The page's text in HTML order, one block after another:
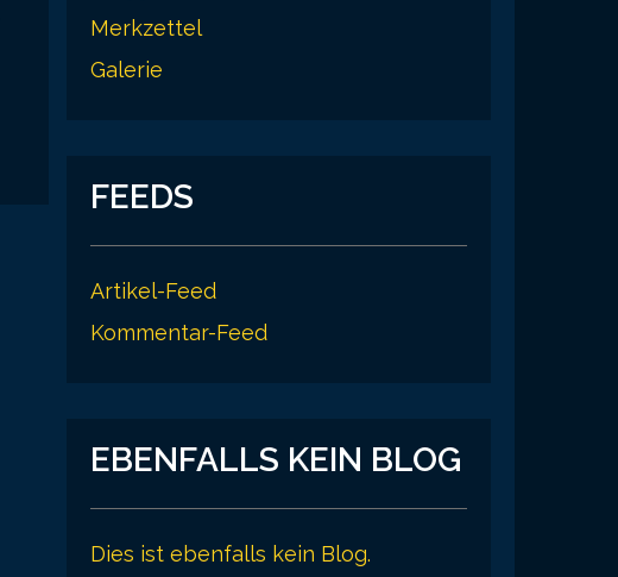
Merkzettel
Galerie
FEEDS
Artikel-Feed
Kommentar-Feed
EBENFALLS KEIN BLOG
Dies ist ebenfalls kein Blog.